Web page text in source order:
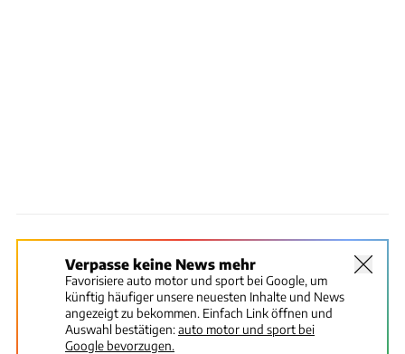
Verpasse keine News mehr
Favorisiere auto motor und sport bei Google, um
künftig häufiger unsere neuesten Inhalte und News
angezeigt zu bekommen. Einfach Link öffnen und
Auswahl bestätigen:auto motor und sport bei
Google bevorzugen.